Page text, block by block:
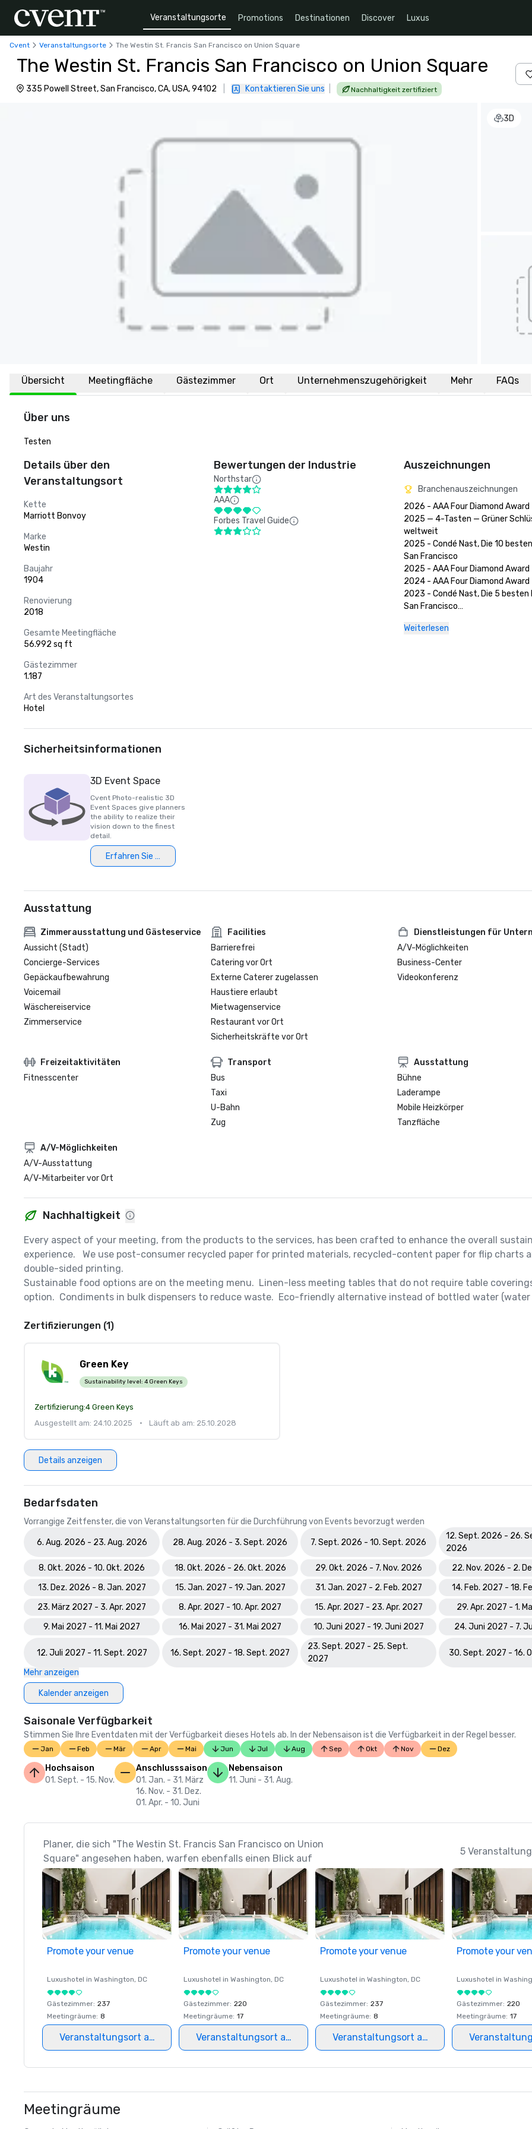
Veranstaltungsorte Promotions Destinationen Discover Luxus
Cvent Veranstaltungsorte The Westin St. Francis San Francisco on Union Square
The Westin St. Francis San Francisco on Union Square
335 Powell Street, San Francisco, CA, USA, 94102 Kontaktieren Sie uns Nachhaltigkeit zertifiziert
3D
Übersicht Meetingfläche Gästezimmer Ort Unternehmenszugehörigkeit Mehr FAQs
Über uns
Testen
Details über den
Veranstaltungsort
Kette
Marriott Bonvoy
Marke
Westin
Baujahr
1904
Renovierung
2018
Gesamte Meetingfläche
56.992 sq ft
Gästezimmer
1.187
Art des Veranstaltungsortes
Hotel
Bewertungen der Industrie
Northstar
AAA
Forbes Travel Guide
Auszeichnungen
Branchenauszeichnungen
2026 - AAA Four Diamond Award
2025 — 4-Tasten — Grüner
weltweit
2025 - Condé Nast, Die 10
San Francisco
2025 - AAA Four Diamond Award
2024 - AAA Four Diamond Award
2023 - Condé Nast, Die 5 besten
San Francisco
2022 - AAA Four Diamond Award
Weiterlesen
Sicherheitsinformationen
3D Event Space
Cvent Photo-realistic 3D
Event Spaces give planners
the ability to realize their
vision down to the finest
detail.
Erfahren Sie mehr
Ausstattung
Zimmerausstattung und Gästeservice
Aussicht (Stadt)
Concierge-Services
Gepäckaufbewahrung
Voicemail
Wäschereiservice
Zimmerservice
Facilities
Barrierefrei
Catering vor Ort
Externe Caterer zugelassen
Haustiere erlaubt
Mietwagenservice
Restaurant vor Ort
Sicherheitskräfte vor Ort
Dienstleistungen für
A/V-Möglichkeiten
Business-Center
Videokonferenz
Freizeitaktivitäten
Fitnesscenter
Transport
Bus
Taxi
U-Bahn
Zug
Ausstattung
Bühne
Laderampe
Mobile Heizkörper
Tanzfläche
A/V-Möglichkeiten
A/V-Ausstattung
A/V-Mitarbeiter vor Ort
Nachhaltigkeit
Every aspect of your meeting, from the products to the services, has been crafted to enhance the overall
experience.   We use post-consumer recycled paper for printed materials, recycled-content paper for flip charts
double-sided printing.
Sustainable food options are on the meeting menu.  Linen-less meeting tables that do not require table
option.  Condiments in bulk dispensers to reduce waste.  Eco-friendly alternative instead of bottled water (water
Zertifizierungen (1)
Green Key
Sustainability level: 4 Green Keys
Zertifizierung:4 Green Keys
Ausgestellt am: 24.10.2025
• Läuft ab am: 25.10.2028
Details anzeigen
Bedarfsdaten
Vorrangige Zeitfenster, die von Veranstaltungsorten für die Durchführung von Events bevorzugt werden
6. Aug. 2026 - 23. Aug. 2026 28. Aug. 2026 - 3. Sept. 2026 7. Sept. 2026 - 10. Sept. 2026
12. Sept. 2026 - 26.
2026
8. Okt. 2026 - 10. Okt. 2026
18. Okt. 2026 - 26. Okt. 2026 29. Okt. 2026 - 7. Nov. 2026
22. Nov. 2026 - 2.
13. Dez. 2026 - 8. Jan. 2027
15. Jan. 2027 - 19. Jan. 2027 31. Jan. 2027 - 2. Feb. 2027
14. Feb. 2027 - 18.
23. März 2027 - 3. Apr. 2027
8. Apr. 2027 - 10. Apr. 2027 15. Apr. 2027 - 23. Apr. 2027
29. Apr. 2027 - 1.
9. Mai 2027 - 11. Mai 2027
16. Mai 2027 - 31. Mai 2027 10. Juni 2027 - 19. Juni 2027 24. Juni 2027 - 7.
12. Juli 2027 - 11. Sept. 2027 16. Sept. 2027 - 18. Sept. 2027
23. Sept. 2027 - 25. Sept.
2027
30. Sept. 2027 - 16.
Mehr anzeigen
Kalender anzeigen
Saisonale Verfügbarkeit
Stimmen Sie Ihre Eventdaten mit der Verfügbarkeit dieses Hotels ab. In der Nebensaison ist die Verfügbarkeit in der Regel besser.
Jan Feb Mär Apr Mai Jun Jul Aug Sep Okt Nov Dez
Hochsaison
01. Sept. - 15. Nov.
Anschlusssaison
01. Jan. - 31. März
16. Nov. - 31. Dez.
01. Apr. - 10. Juni
Nebensaison
11. Juni - 31. Aug.
Planer, die sich "The Westin St. Francis San Francisco on Union
Square" angesehen haben, warfen ebenfalls einen Blick auf
5
Promote your venue
Luxushotel in Washington, DC
Gästezimmer: 237
Meetingräume: 8
Veranstaltungsort auswählen
Promote your venue
Luxushotel in Washington, DC
Gästezimmer: 220
Meetingräume: 17
Veranstaltungsort auswählen
Promote your venue
Luxushotel in Washington, DC
Gästezimmer: 237
Meetingräume: 8
Veranstaltungsort auswählen
Promote your
Luxushotel in
Gästezimmer: 220
Meetingräume: 17
Meetingräume